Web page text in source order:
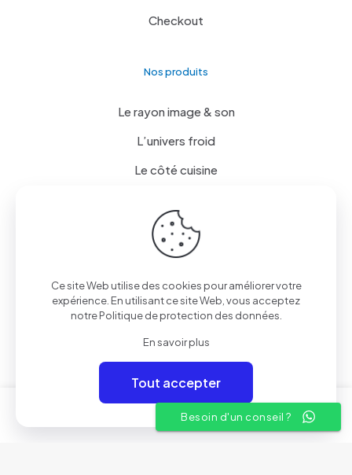
Checkout
Nos produits
Le rayon image & son
L’univers froid
Le côté cuisine
Mobiles et Tablettes
Petit électroménager
Liens utiles
A propos
Conditions Générales de Vente
Nos showrooms
Contactez-nous
Ce site Web utilise des cookies pour améliorer votre
expérience. En utilisant ce site Web, vous acceptez
notrePolitique de protection des données
En savoir plus
Tout accepter
Besoin d'un conseil ?